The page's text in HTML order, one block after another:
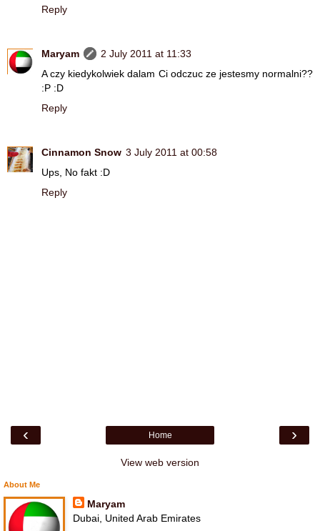
Reply
Maryam
2 July 2011 at 11:33
A czy kiedykolwiek dalam Ci odczuc ze jestesmy normalni??
:P :D
Reply
Cinnamon Snow 3 July 2011 at 00:58
Ups, No fakt :D
Reply
‹ ›
Home
View web version
About Me
Maryam
Dubai, United Arab Emirates